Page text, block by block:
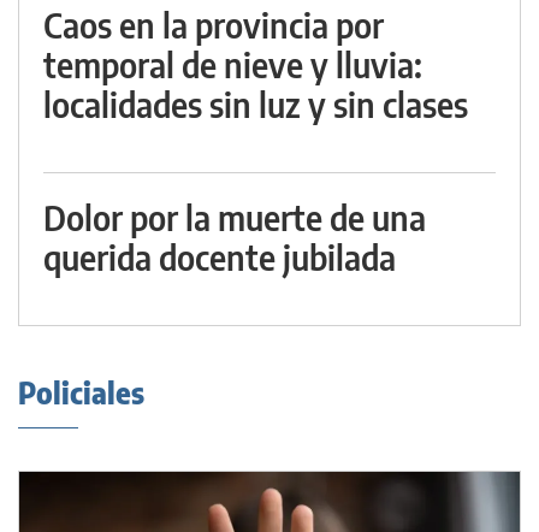
Caos en la provincia por
temporal de nieve y lluvia:
localidades sin luz y sin clases
Dolor por la muerte de una
querida docente jubilada
Policiales